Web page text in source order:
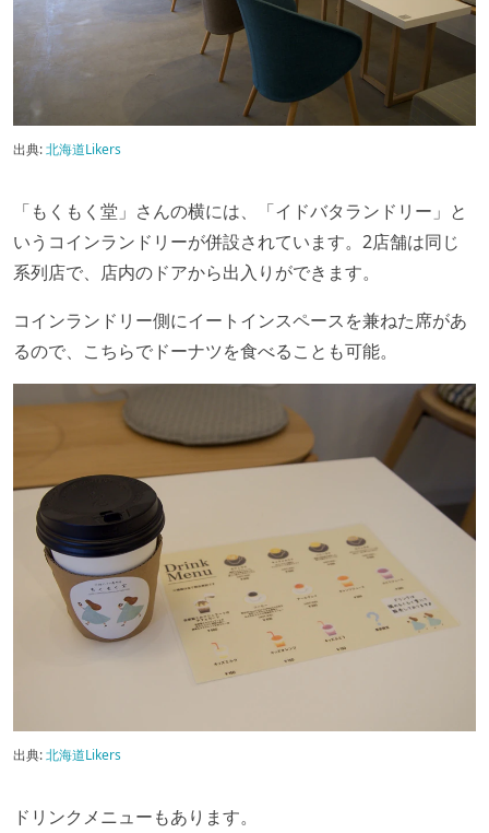
出典:北海道Likers
「もくもく堂」さんの横には、「イドバタランドリー」と
いうコインランドリーが併設されています。2店舗は同じ
系列店で、店内のドアから出入りができます。
コインランドリー側にイートインスペースを兼ねた席があ
るので、こちらでドーナツを食べることも可能。
出典:北海道Likers
ドリンクメニューもあります。